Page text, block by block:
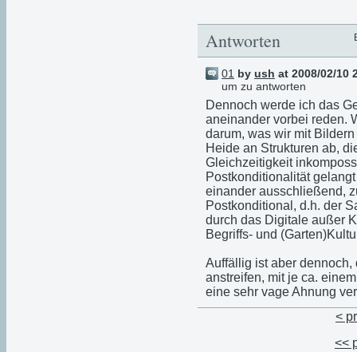
Antworten
01 by ush at 2008/02/10
um zu antworten
Dennoch werde ich das
aneinander vorbei reden.
darum, was wir mit
Heide an Strukturen ab,
Gleichzeitigkeit
Postkonditionalität
einander ausschließend,
Postkonditional, d.h. der
durch das Digitale außer
Begriffs- und
Auffällig ist aber
anstreifen, mit je ca.
eine sehr vage Ahnung
<
<<